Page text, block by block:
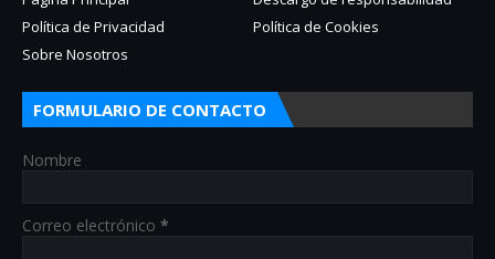
Política de Privacidad
Política de Cookies
Sobre Nosotros
FORMULARIO DE CONTACTO
Nombre
Correo electrónico *